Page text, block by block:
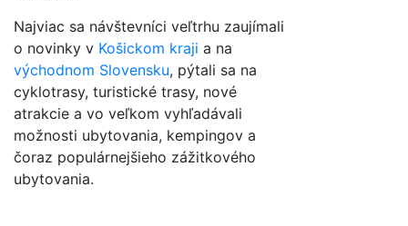
Najviac sa návštevníci veľtrhu zaujímali
o novinky v Košickom kraji a na
východnom Slovensku, pýtali sa na
cyklotrasy, turistické trasy, nové
atrakcie a vo veľkom vyhľadávali
možnosti ubytovania, kempingov a
čoraz populárnejšieho zážitkového
ubytovania.